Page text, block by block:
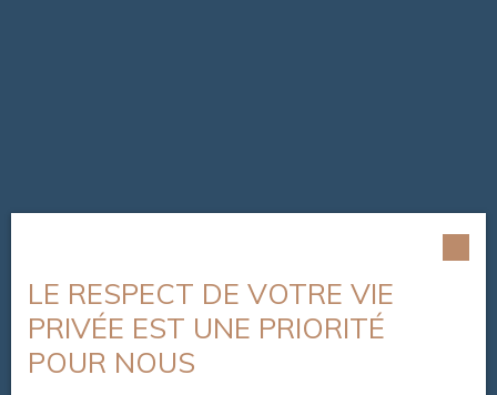
LE RESPECT DE VOTRE VIE
PRIVÉE EST UNE PRIORITÉ
POUR NOUS